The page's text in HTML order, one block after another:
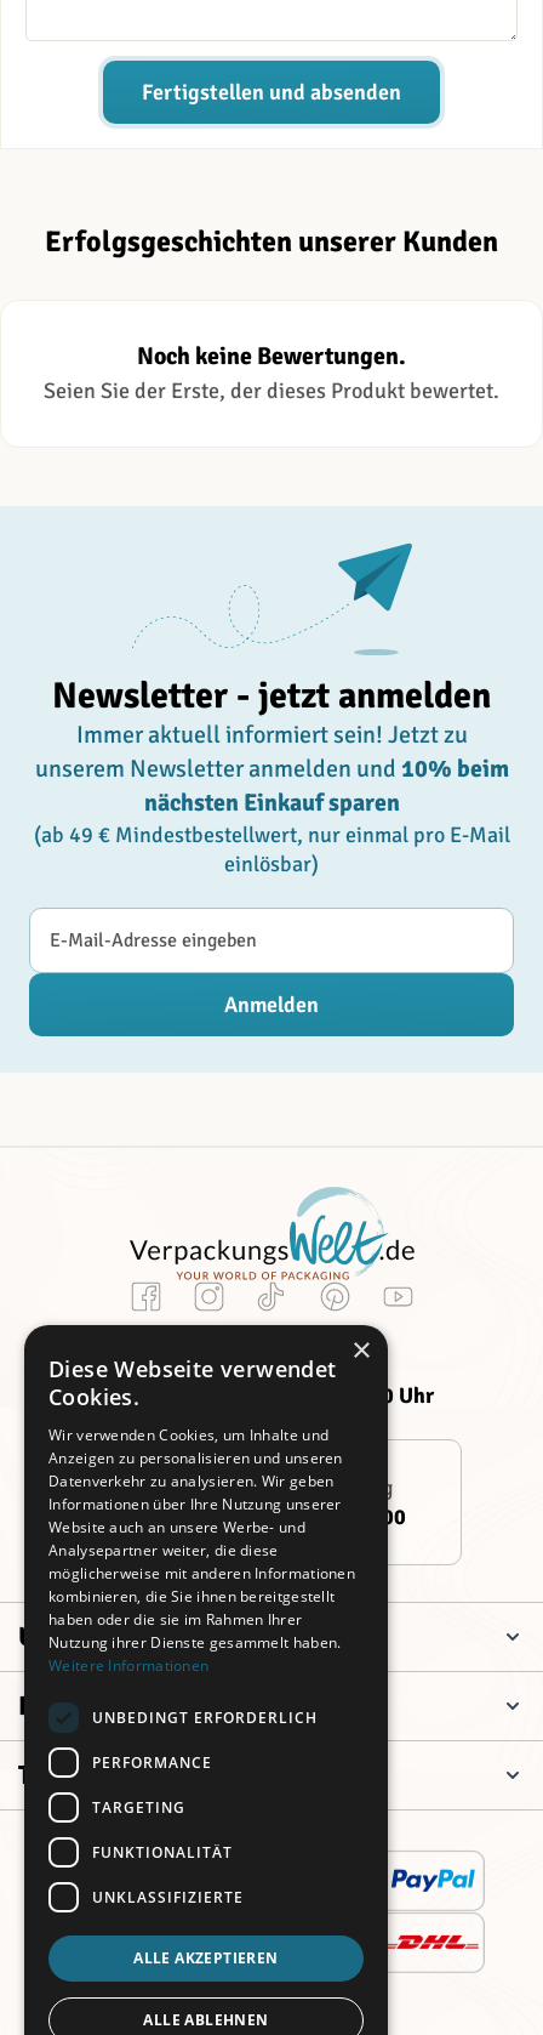
Fertigstellen und absenden
Erfolgsgeschichten unserer Kunden
Noch keine Bewertungen.
Seien Sie der Erste, der dieses Produkt bewertet.
Newsletter - jetzt anmelden
Immer aktuell informiert sein! Jetzt zu
unserem Newsletter anmelden und 10% beim
nächsten Einkauf sparen
(ab 49 € Mindestbestellwert, nur einmal pro E-Mail
einlösbar)
E-Mail-Adresse
Anmelden
Kundenservice
Montag -
Donnerstag:
09:00 - 16:00 Uhr
Freitag:
09:00 - 14:00 Uhr
Persönliche Beratung
+49 (0)911 3260 6700
Unternehmen
Informationen
Top Kategorien
×
Diese Webseite verwendet
Cookies.
Wir verwenden Cookies, um Inhalte und
Anzeigen zu personalisieren und unseren
Datenverkehr zu analysieren. Wir geben
Informationen über Ihre Nutzung unserer
Website auch an unsere Werbe- und
Analysepartner weiter, die diese
möglicherweise mit anderen Informationen
kombinieren, die Sie ihnen bereitgestellt
haben oder die sie im Rahmen Ihrer
Nutzung ihrer Dienste gesammelt haben.
Weitere Informationen
UNBEDINGT ERFORDERLICH
PERFORMANCE
TARGETING
FUNKTIONALITÄT
UNKLASSIFIZIERTE
ALLE AKZEPTIEREN
ALLE ABLEHNEN